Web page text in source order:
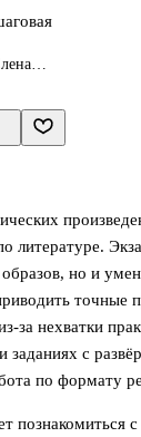
литературе.
но и
точные
за нехватки
заданиях с
по формату
познакомиться